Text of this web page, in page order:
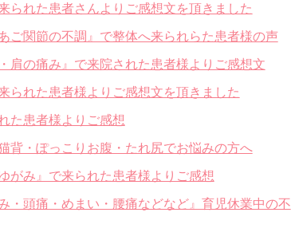
られた患者さんよりご感想文を頂きました
ご関節の不調』で整体へ来られらた患者様の声
肩の痛み』で来院された患者様よりご感想文
られた患者様よりご感想文を頂きました
た患者様よりご感想
背・ぽっこりお腹・たれ尻でお悩みの方へ
がみ』で来られた患者様よりご感想
・頭痛・めまい・腰痛などなど』育児休業中の不